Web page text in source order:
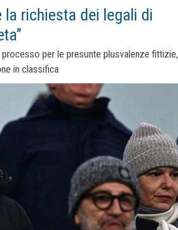
la richiesta dei legali di
per le presunte plusvalenze fittizie,
in classifica